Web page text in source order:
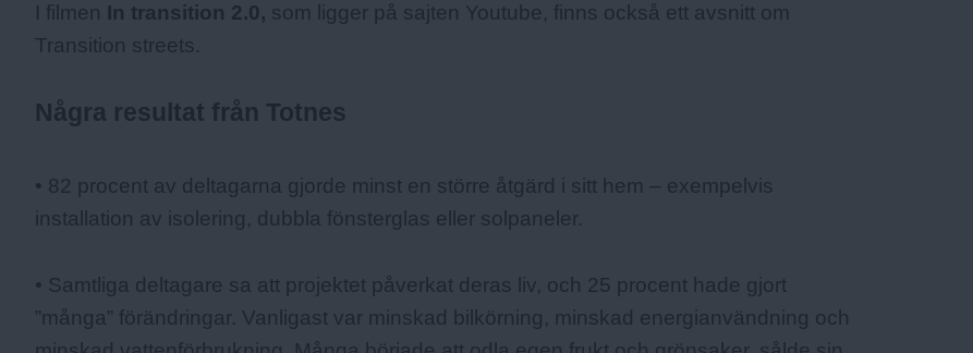
I filmen In transition 2.0, som ligger på sajten Youtube, finns också ett avsnitt om
Transition streets.
Några resultat från Totnes
• 82 procent av deltagarna gjorde minst en större åtgärd i sitt hem – exempelvis
installation av isolering, dubbla fönsterglas eller solpaneler.
• Samtliga deltagare sa att projektet påverkat deras liv, och 25 procent hade gjort
”många” förändringar. Vanligast var minskad bilkörning, minskad energianvändning och